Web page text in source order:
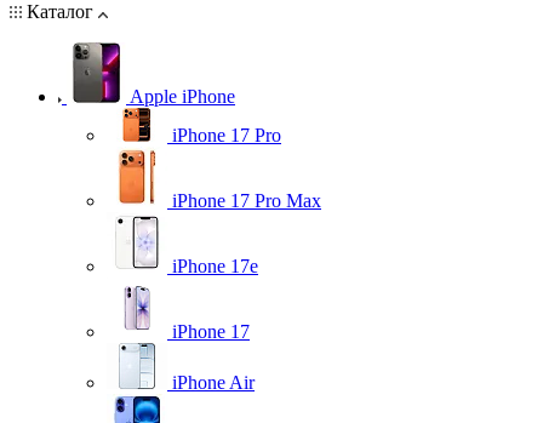
Каталог
Apple iPhone
iPhone 17 Pro
iPhone 17 Pro Max
iPhone 17e
iPhone 17
iPhone Air